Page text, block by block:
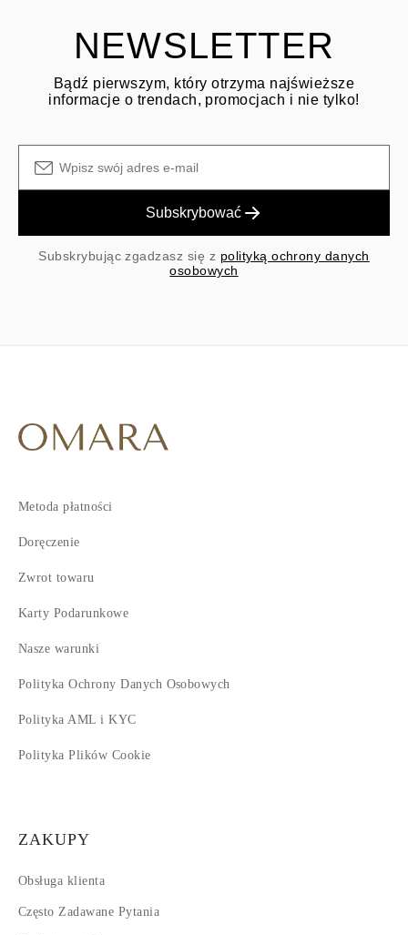
NEWSLETTER
Bądź pierwszym, który otrzyma najświeższe
informacje o trendach, promocjach i nie tylko!
Subskrybować
Subskrybując zgadzasz się z polityką ochrony danych
osobowych
Metoda płatności
Doręczenie
Zwrot towaru
Karty Podarunkowe
Nasze warunki
Polityka Ochrony Danych Osobowych
Polityka AML i KYC
Polityka Plików Cookie
ZAKUPY
Obsługa klienta
Często Zadawane Pytania